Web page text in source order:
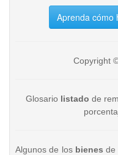
Aprenda cómo
Copyright
Glosario listado de
Algunos de los bienesde